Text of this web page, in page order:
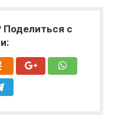
Поделиться с